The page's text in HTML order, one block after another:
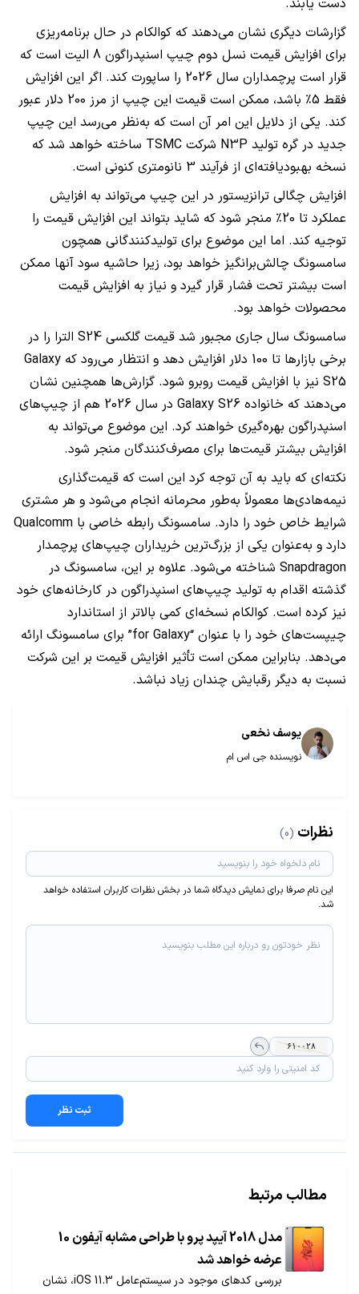
گزارشات دیگری نشان می‌دهند که کوالکام در حال برنامه‌ریزی
برای افزایش قیمت نسل دوم چیپ اسنپدراگون 8 الیت است که
قرار است پرچمداران سال 2026 را ساپورت کند. اگر این افزایش
فقط 5٪ باشد، ممکن است قیمت این چیپ از مرز 200 دلار عبور
کند. یکی از دلایل این امر آن است که به‌نظر می‌رسد این چیپ
جدید در گره تولید N3P شرکت TSMC ساخته خواهد شد که
نسخه بهبودیافته‌ای از فرآیند 3 نانومتری کنونی است.
افزایش چگالی ترانزیستور در این چیپ می‌تواند به افزایش
عملکرد تا 20٪ منجر شود که شاید بتواند این افزایش قیمت را
توجیه کند. اما این موضوع برای تولیدکنندگانی همچون
سامسونگ چالش‌برانگیز خواهد بود، زیرا حاشیه سود آنها ممکن
است بیشتر تحت فشار قرار گیرد و نیاز به افزایش قیمت
محصولات خواهد بود.
سامسونگ سال جاری مجبور شد قیمت گلکسی S24 الترا را در
برخی بازارها تا 100 دلار افزایش دهد و انتظار می‌رود که Galaxy
S25 نیز با افزایش قیمت روبرو شود. گزارش‌ها همچنین نشان
می‌دهند که خانواده Galaxy S26 در سال 2026 هم از چیپ‌های
اسنپدراگون بهره‌گیری خواهند کرد. این موضوع می‌تواند به
افزایش بیشتر قیمت‌ها برای مصرف‌کنندگان منجر شود.
نکته‌ای که باید به آن توجه کرد این است که قیمت‌گذاری
نیمه‌هادی‌ها معمولاً به‌طور محرمانه انجام می‌شود و هر مشتری
شرایط خاص خود را دارد. سامسونگ رابطه خاصی با Qualcomm
دارد و به‌عنوان یکی از بزرگ‌ترین خریداران چیپ‌های پرچمدار
Snapdragon شناخته می‌شود. علاوه بر این، سامسونگ در
گذشته اقدام به تولید چیپ‌های اسنپدراگون در کارخانه‌های خود
نیز کرده است. کوالکام نسخه‌ای کمی بالاتر از استاندارد
چیپست‌های خود را با عنوان “for Galaxy” برای سامسونگ ارائه
می‌دهد. بنابراین ممکن است تأثیر افزایش قیمت بر این شرکت
نسبت به دیگر رقبایش چندان زیاد نباشد.
یوسف نخعی
نویسنده جی اس ام
نظرات (0)
این نام صرفا برای نمایش دیدگاه شما در بخش نظرات کاربران استفاده خواهد
شد.
ثبت نظر
مطالب مرتبط
مدل 2018 آیپد پرو با طراحی مشابه آیفون 10
عرضه خواهد شد
بررسی کدهای موجود در سیستم‌عامل iOS 11.3، نشان